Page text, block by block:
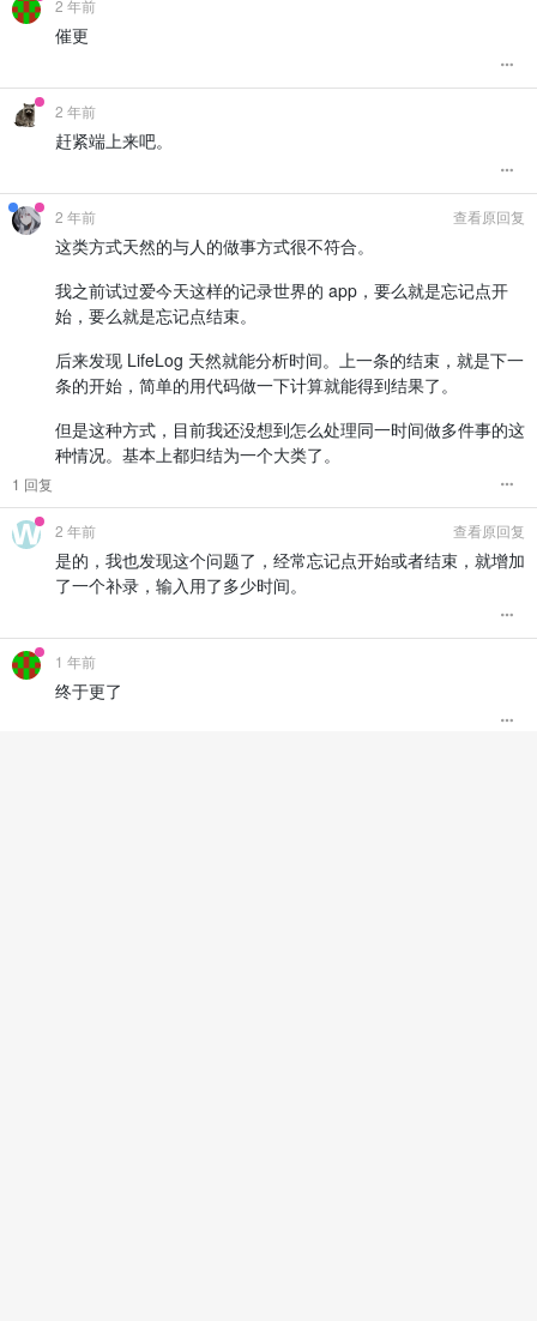
2 年前
催更
2 年前
赶紧端上来吧。
2 年前 查看原回复
这类方式天然的与人的做事方式很不符合。
我之前试过爱今天这样的记录世界的 app，要么就是忘记点开
始，要么就是忘记点结束。
后来发现 LifeLog 天然就能分析时间。上一条的结束，就是下一
条的开始，简单的用代码做一下计算就能得到结果了。
但是这种方式，目前我还没想到怎么处理同一时间做多件事的这
种情况。基本上都归结为一个大类了。
1 回复
2 年前 查看原回复
是的，我也发现这个问题了，经常忘记点开始或者结束，就增加
了一个补录，输入用了多少时间。
1 年前
终于更了